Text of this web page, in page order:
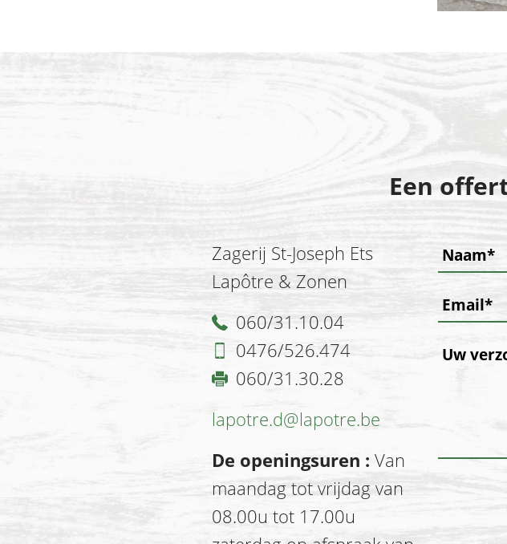
Een
Zagerij St-Joseph Ets
Lapôtre & Zonen
060/31.10.04
0476/526.474
060/31.30.28
lapotre.d@lapotre.be
De openingsuren : Van
maandag tot vrijdag van
08.00u tot 17.00u